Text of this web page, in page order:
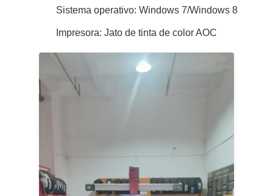
Sistema operativo: Windows 7/Windows 8
Impresora: Jato de tinta de color AOC